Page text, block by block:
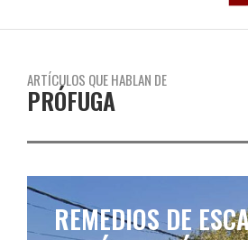
ARTÍCULOS QUE HABLAN DE
PRÓFUGA
REMEDIOS DE